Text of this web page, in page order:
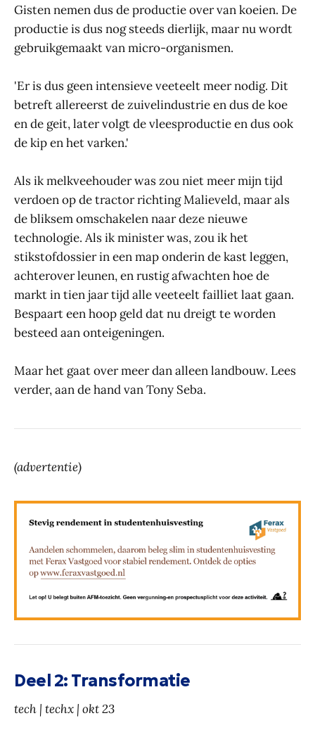
Gisten nemen dus de productie over van koeien. De
productie is dus nog steeds dierlijk, maar nu wordt
gebruikgemaakt van micro-organismen.
'Er is dus geen intensieve veeteelt meer nodig. Dit
betreft allereerst de zuivelindustrie en dus de koe
en de geit, later volgt de vleesproductie en dus ook
de kip en het varken.'
Als ik melkveehouder was zou niet meer mijn tijd
verdoen op de tractor richting Malieveld, maar als
de bliksem omschakelen naar deze nieuwe
technologie. Als ik minister was, zou ik het
stikstofdossier in een map onderin de kast leggen,
achterover leunen, en rustig afwachten hoe de
markt in tien jaar tijd alle veeteelt failliet laat gaan.
Bespaart een hoop geld dat nu dreigt te worden
besteed aan onteigeningen.
Maar het gaat over meer dan alleen landbouw. Lees
verder, aan de hand van Tony Seba.
(advertentie)
Deel 2: Transformatie
tech | techx | okt 23